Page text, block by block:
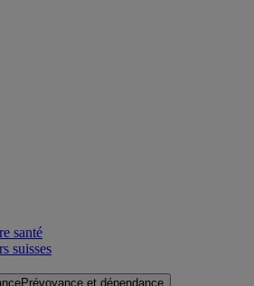
santé
suisses
Prévoyance et dépendance